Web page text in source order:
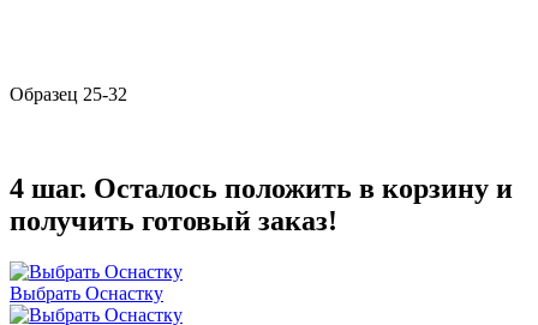
Образец 25-32
4 шаг. Осталось положить в корзину и
получить готовый заказ!
Выбрать Оснастку